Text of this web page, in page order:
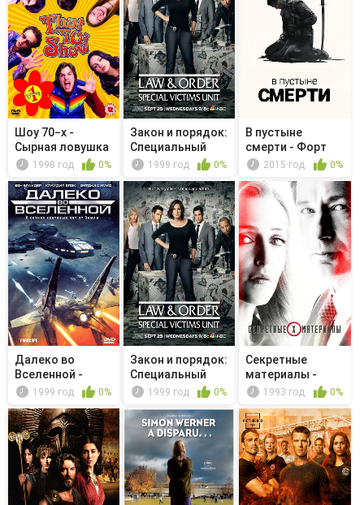
Шоу 70−х -
Сырная ловушка
для Джеки
1998 год 0%
Закон и порядок:
Специальный
корпус -...
1999 год 0%
В пустыне
смерти - Форт
2015 год 0%
Далеко во
Вселенной -
Сезон смерти
1999 год 0%
Закон и порядок:
Специальный
корпус -...
1999 год 0%
Секретные
материалы -
Чудотворец
1993 год 0%